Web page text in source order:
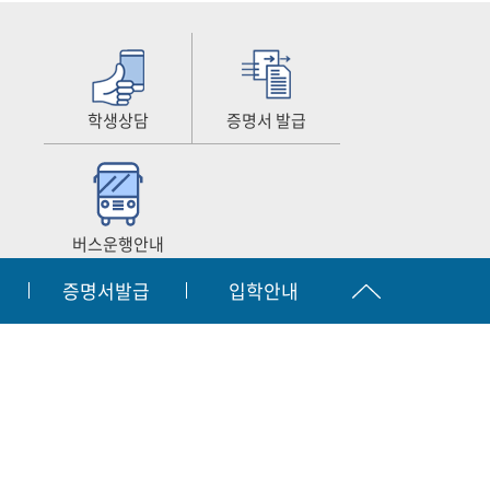
증명서발급 입학안내
학생상담 증명서 발급
버스운행안내
| 찾아오시는길 | 원격지원서비스